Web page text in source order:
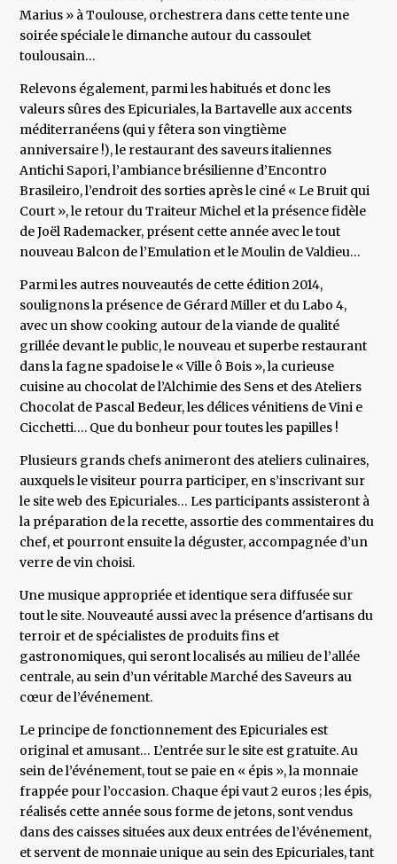
Marius » à Toulouse, orchestrera dans cette tente une
soirée spéciale le dimanche autour du cassoulet
toulousain…
Relevons également, parmi les habitués et donc les
valeurs sûres des Epicuriales, la Bartavelle aux accents
méditerranéens (qui y fêtera son vingtième
anniversaire !), le restaurant des saveurs italiennes
Antichi Sapori, l’ambiance brésilienne d’Encontro
Brasileiro, l’endroit des sorties après le ciné « Le Bruit qui
Court », le retour du Traiteur Michel et la présence fidèle
de Joël Rademacker, présent cette année avec le tout
nouveau Balcon de l’Emulation et le Moulin de Valdieu…
Parmi les autres nouveautés de cette édition 2014,
soulignons la présence de Gérard Miller et du Labo 4,
avec un show cooking autour de la viande de qualité
grillée devant le public, le nouveau et superbe restaurant
dans la fagne spadoise le « Ville ô Bois », la curieuse
cuisine au chocolat de l’Alchimie des Sens et des Ateliers
Chocolat de Pascal Bedeur, les délices vénitiens de Vini e
Cicchetti…. Que du bonheur pour toutes les papilles !
Plusieurs grands chefs animeront des ateliers culinaires,
auxquels le visiteur pourra participer, en s’inscrivant sur
le site web des Epicuriales… Les participants assisteront à
la préparation de la recette, assortie des commentaires du
chef, et pourront ensuite la déguster, accompagnée d’un
verre de vin choisi.
Une musique appropriée et identique sera diffusée sur
tout le site. Nouveauté aussi avec la présence d'artisans du
terroir et de spécialistes de produits fins et
gastronomiques, qui seront localisés au milieu de l’allée
centrale, au sein d’un véritable Marché des Saveurs au
cœur de l’événement.
Le principe de fonctionnement des Epicuriales est
original et amusant… L’entrée sur le site est gratuite. Au
sein de l’événement, tout se paie en « épis », la monnaie
frappée pour l’occasion. Chaque épi vaut 2 euros ; les épis,
réalisés cette année sous forme de jetons, sont vendus
dans des caisses situées aux deux entrées de l’événement,
et servent de monnaie unique au sein des Epicuriales, tant